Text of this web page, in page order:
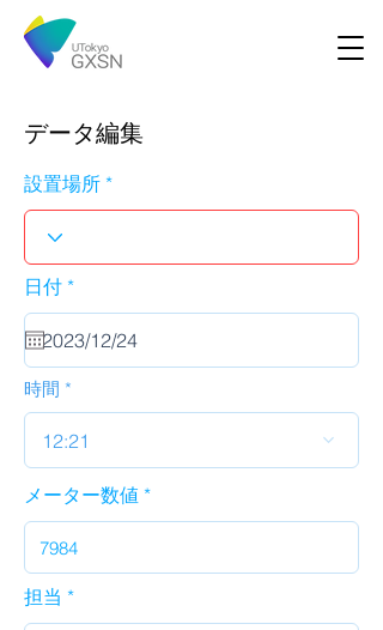
データ編集
設置場所
日付 *r
u
i
d
時間
12:21
メーター数値
担当